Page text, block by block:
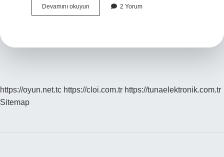
Devamını okuyun Gadonans
yan
2 Yorum
https://oyun.net.tc https://cloi.com.tr https://tunaelektronik.com.tr
Sitemap